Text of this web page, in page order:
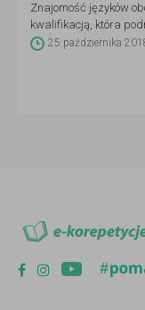
Znajomość języków
kwalifikacją, która
niemal obowiązkiem.
rynek nauki języków
25 października